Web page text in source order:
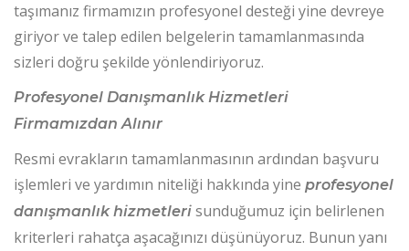
taşımanız firmamızın profesyonel desteği yine devreye
giriyor ve talep edilen belgelerin tamamlanmasında
sizleri doğru şekilde yönlendiriyoruz.
Profesyonel Danışmanlık Hizmetleri
Firmamızdan Alınır
Resmi evrakların tamamlanmasının ardından başvuru
işlemleri ve yardımın niteliği hakkında yine profesyonel
danışmanlık hizmetleri sunduğumuz için belirlenen
kriterleri rahatça aşacağınızı düşünüyoruz. Bunun yanı